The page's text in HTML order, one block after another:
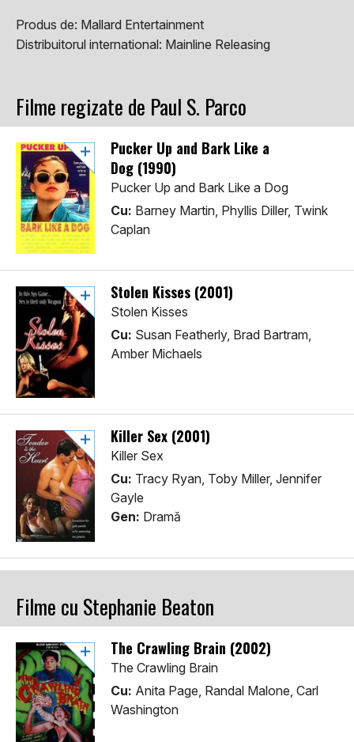
Produs de: Mallard Entertainment
Distribuitorul international: Mainline Releasing
Filme regizate de Paul S. Parco
Pucker Up and Bark Like a
Dog (1990)
Pucker Up and Bark Like a Dog
Cu: Barney Martin, Phyllis Diller, Twink
Caplan
Stolen Kisses (2001)
Stolen Kisses
Cu: Susan Featherly, Brad Bartram,
Amber Michaels
Killer Sex (2001)
Killer Sex
Cu: Tracy Ryan, Toby Miller, Jennifer
Gayle
Gen: Dramă
Filme cu Stephanie Beaton
The Crawling Brain (2002)
The Crawling Brain
Cu: Anita Page, Randal Malone, Carl
Washington